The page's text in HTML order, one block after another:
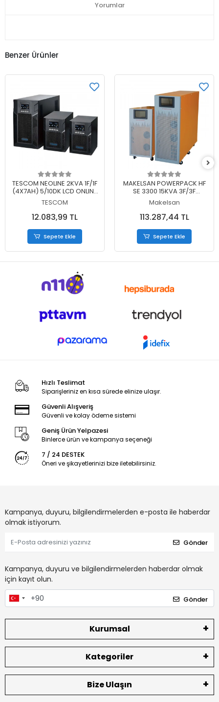
Yorumlar
Benzer Ürünler
Sepete Ekle
TESCOM NEOLINE 2KVA 1F/1F
(4X7AH) 5/10DK LCD ONLINE
UPS
TESCOM
12.083,99 TL
Sepete Ekle
Sepete Ekle
MAKELSAN POWERPACK HF
SE 3300 15KVA 3F/3F
(40X7AH) 6/15 DK PF;1 LCD
ONLINE UPS (TRIFAZE)
Makelsan
113.287,44 TL
Sepete Ekle
Hızlı Teslimat
Siparişleriniz en kısa sürede elinize ulaşır.
Güvenli Alışveriş
Güvenli ve kolay ödeme sistemi
Geniş Ürün Yelpazesi
Binlerce ürün ve kampanya seçeneği
7 / 24 DESTEK
Öneri ve şikayetlerinizi bize iletebilirsiniz.
Kampanya, duyuru, bilgilendirmelerden e-posta ile haberdar
olmak istiyorum.
Gönder
Kampanya, duyuru ve bilgilendirmelerden haberdar olmak
için kayıt olun.
Gönder
Kurumsal
Kategoriler
Bize Ulaşın